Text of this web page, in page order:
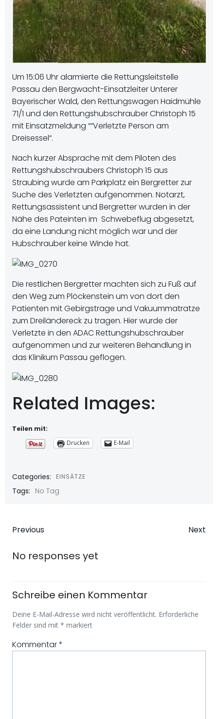
Um 15:06 Uhr alarmierte die Rettungsleitstelle
Passau den Bergwacht-Einsatzleiter Unterer
Bayerischer Wald, den Rettungswagen Haidmühle
71/1 und den Rettungshubschrauber Christoph 15
mit Einsatzmeldung ““Verletzte Person am
Dreisessel“.
Nach kurzer Absprache mit dem Piloten des
Rettungshubschraubers Christoph 15 aus
Straubing wurde am Parkplatz ein Bergretter zur
Suche des Verletzten aufgenommen. Notarzt,
Rettungsassistent und Bergretter wurden in der
Nähe des Pateinten im Schwebeflug abgesetzt,
da eine Landung nicht möglich war und der
Hubschrauber keine Winde hat.
Die restlichen Bergretter machten sich zu Fuß auf
den Weg zum Plöckenstein um von dort den
Patienten mit Gebirgstrage und Vakuummatratze
zum Dreiländereck zu tragen. Hier wurde der
Verletzte in den ADAC Rettungshubschrauber
aufgenommen und zur weiteren Behandlung in
das Klinikum Passau geflogen.
Related Images:
Teilen mit:
Drucken
E-Mail
Categories: EINSÄTZE
Tags: No Tag
Beitragsnavigation
Previous Next
No responses yet
Schreibe einen Kommentar
Deine E-Mail-Adresse wird nicht veröffentlicht. Erforderliche
Felder sind mit * markiert
Kommentar*